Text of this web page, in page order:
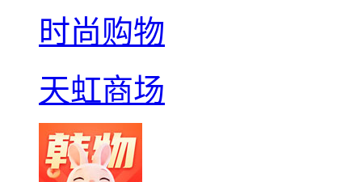
时尚购物
天虹商场